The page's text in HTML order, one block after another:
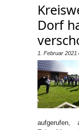
Dorf
1. Februar 2021
aufgerufen,